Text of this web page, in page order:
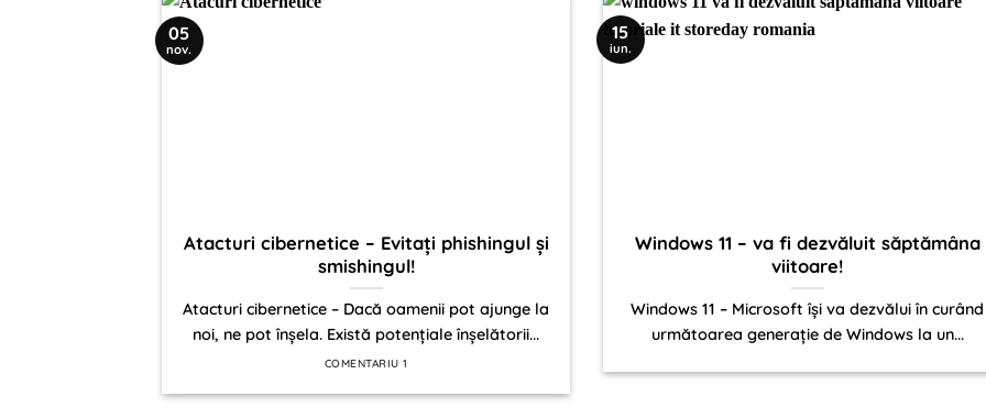
Atacturi cibernetice – Evitați phishingul și
smishingul!
Atacturi cibernetice – Dacă oamenii pot ajunge la
noi, ne pot înșela. Există potențiale înșelătorii...
COMENTARIU 1
05
nov.
Windows 11 – va fi dezvăluit săptămâna
viitoare!
Windows 11 – Microsoft își va dezvălui în curând
următoarea generație de Windows la un...
15
iun.